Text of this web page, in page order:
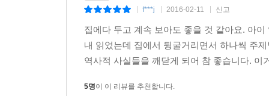
f***j 2016-02-11 신고
집에다 두고 계속 보아도 좋을 것 같아요. 아
내 읽었는데 집에서 뒹굴거리면서 하나씩 주
역사적 사실들을 깨닫게 되어 참 좋습니다.
5명이 이 리뷰를 추천합니다.